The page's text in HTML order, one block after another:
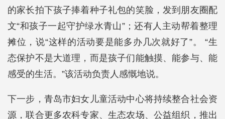
的家长拍下孩子捧着种子礼包的笑脸，发到朋友圈配
文“和孩子一起守护绿水青山”；还有人主动帮着整理
摊位，说“这样的活动要是能多办几次就好了”。 “生
态保护不是大道理，而是孩子们能触摸、能参与、能
感受的生活。”该活动负责人感慨地说。
下一步，青岛市妇女儿童活动中心将持续整合社会资
源，联合更多农科专家、生态农场、公益组织，推出